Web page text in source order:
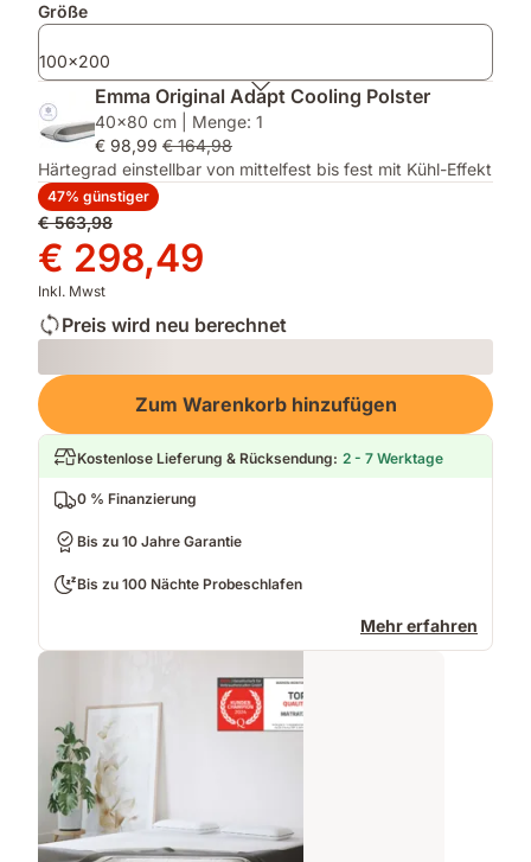
140
cm)
Größe
100x200
Emma Original Adapt Cooling Polster
40x80 cm | Menge: 1
€ 98,99 € 164,98
Härtegrad einstellbar von mittelfest bis fest mit Kühl-Effekt
47% günstiger
Ursprünglicher
Preis
€ 563,98
€ 563,98
Preis
€ 298,49
€ 298,49
Inkl. Mwst
Preis wird neu berechnet
Loading
Zum Warenkorb hinzufügen
Kostenlose Lieferung & Rücksendung: 2 - 7 Werktage
0 % Finanzierung
Bis zu 10 Jahre Garantie
Bis zu 100 Nächte Probeschlafen
Mehr erfahren